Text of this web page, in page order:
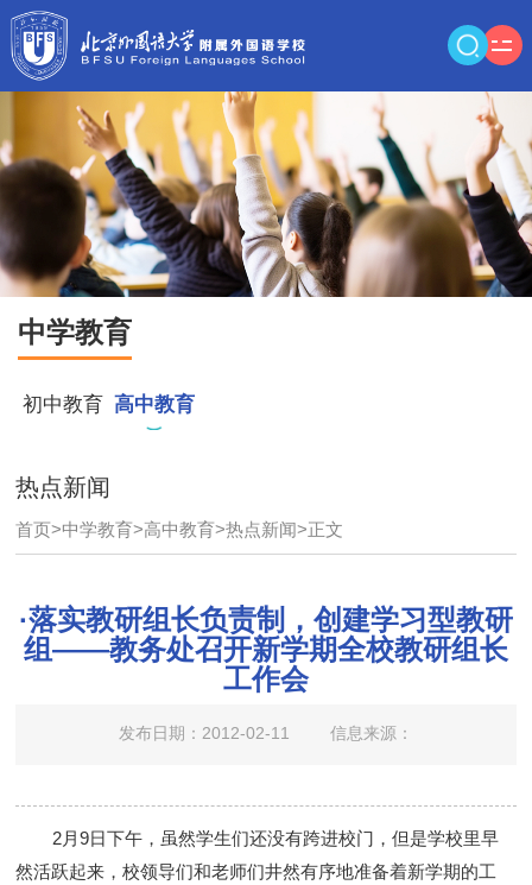
中学教育
初中教育 高中教育
热点新闻
首页>中学教育>高中教育>热点新闻>正文
·落实教研组长负责制，创建学习型教研
组——教务处召开新学期全校教研组长
工作会
发布日期：2012-02-11 信息来源：
2月9日下午，虽然学生们还没有跨进校门，但是学校里早
然活跃起来，校领导们和老师们井然有序地准备着新学期的工